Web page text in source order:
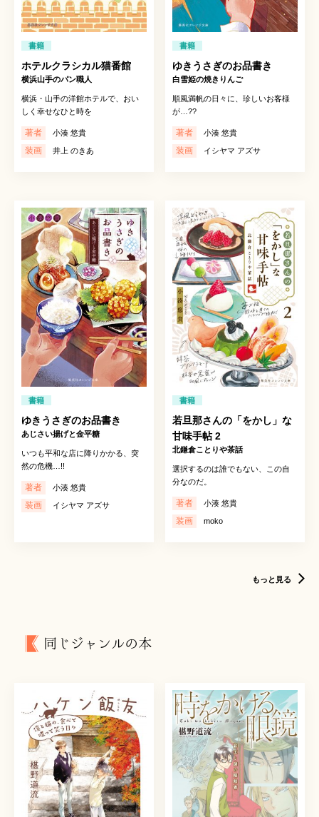
書籍
ホテルクラシカル猫番館
横浜山手のパン職人
横浜・山手の洋館ホテルで、おい
しく幸せなひと時を
著者 小湊 悠貴
装画 井上 のきあ
書籍
ゆきうさぎのお品書き
白雪姫の焼きりんご
順風満帆の日々に、珍しいお客様
が…??
著者 小湊 悠貴
装画 イシヤマ アズサ
書籍
ゆきうさぎのお品書き
あじさい揚げと金平糖
いつも平和な店に降りかかる、突
然の危機…!!
著者 小湊 悠貴
装画 イシヤマ アズサ
書籍
若旦那さんの「をかし」な
甘味手帖 2
北鎌倉ことりや茶話
選択するのは誰でもない、この自
分なのだ。
著者 小湊 悠貴
装画 moko
もっと見る
同じジャンルの本